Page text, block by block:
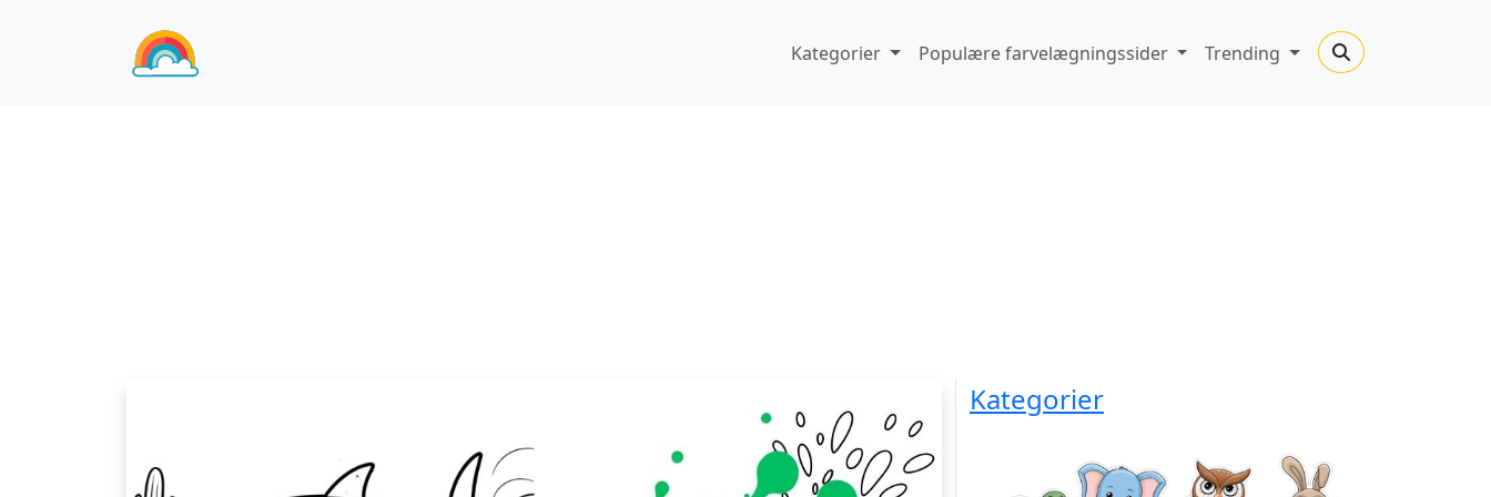
Kategorier Populære farvelægningssider Trending
Kategorier